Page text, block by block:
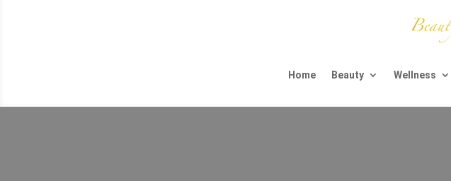
Home Beauty Wellness